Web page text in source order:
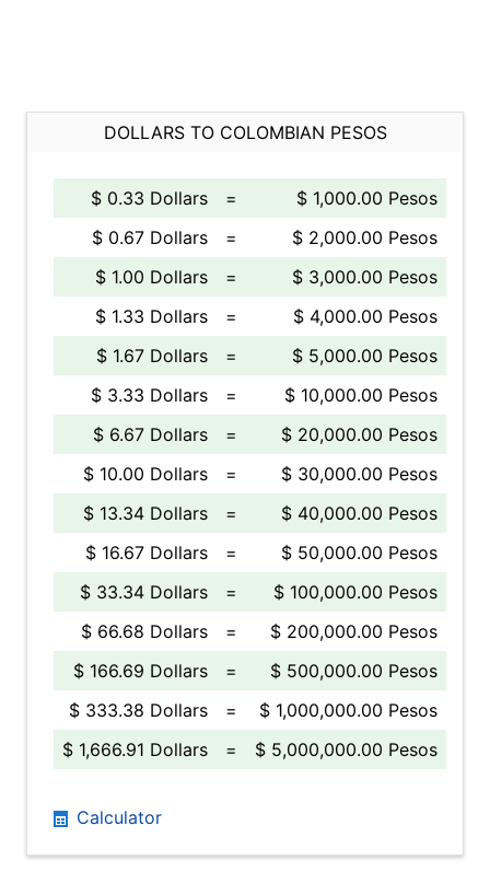
DOLLARS TO COLOMBIAN PESOS
$ 0.33 Dollars =
$ 1,000.00 Pesos
$ 0.67 Dollars
=
$ 2,000.00 Pesos
$ 1.00 Dollars
=
$ 3,000.00 Pesos
$ 1.33 Dollars
=
$ 4,000.00 Pesos
$ 1.67 Dollars
=
$ 5,000.00 Pesos
$ 3.33 Dollars
=
$ 10,000.00 Pesos
$ 6.67 Dollars
=
$ 20,000.00 Pesos
$ 10.00 Dollars
=
$ 30,000.00 Pesos
$ 13.34 Dollars
=
$ 40,000.00 Pesos
$ 16.67 Dollars
=
$ 50,000.00 Pesos
$ 33.34 Dollars
=
$ 100,000.00 Pesos
$ 66.68 Dollars
=
$ 200,000.00 Pesos
$ 166.69 Dollars
=
$ 500,000.00 Pesos
$ 333.38 Dollars
=
$ 1,000,000.00 Pesos
$ 1,666.91 Dollars
= $ 5,000,000.00 Pesos
Calculator